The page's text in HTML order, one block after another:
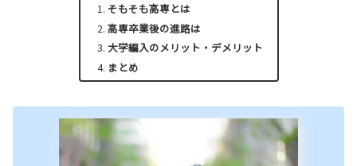
そもそも高専とは
高専卒業後の進路は
大学編入のメリット・デメリット
まとめ